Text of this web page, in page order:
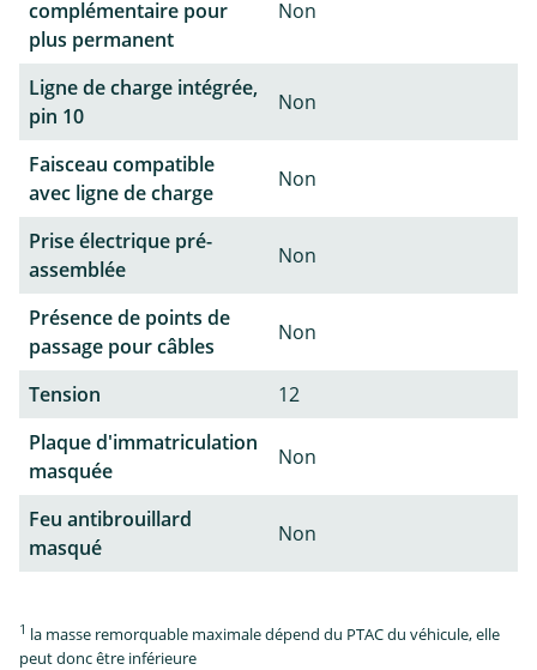
complémentaire pour
plus permanent
Non
Ligne de charge intégrée,
pin 10
Non
Faisceau compatible
avec ligne de charge
Non
Prise électrique pré-
assemblée
Non
Présence de points de
passage pour câbles
Non
Tension
12
Plaque d'immatriculation
masquée
Non
Feu antibrouillard
masqué
Non
1 la masse remorquable maximale dépend du PTAC du véhicule, elle
peut donc être inférieure